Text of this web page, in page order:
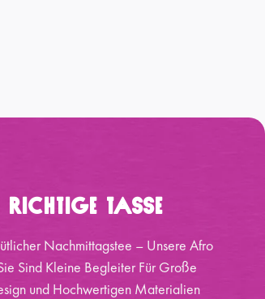
Tasse
Nachmittagstee – Unsere Afro
Sind Kleine Begleiter Für Große
und Hochwertigen Materialien